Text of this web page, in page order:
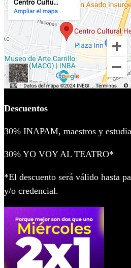
Descuentos
30% INAPAM, maestros y
30% YO VOY AL TEATRO*
*El descuento será válido hasta
y/o credencial.